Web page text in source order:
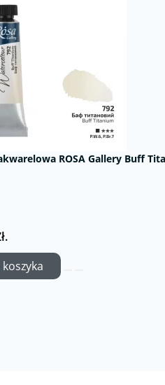
ROSA Gallery Buff